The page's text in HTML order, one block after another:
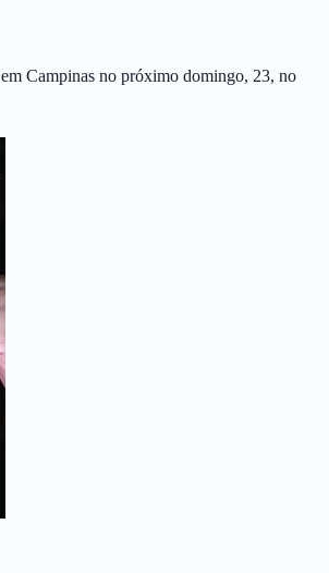
em Campinas no próximo domingo, 23, no